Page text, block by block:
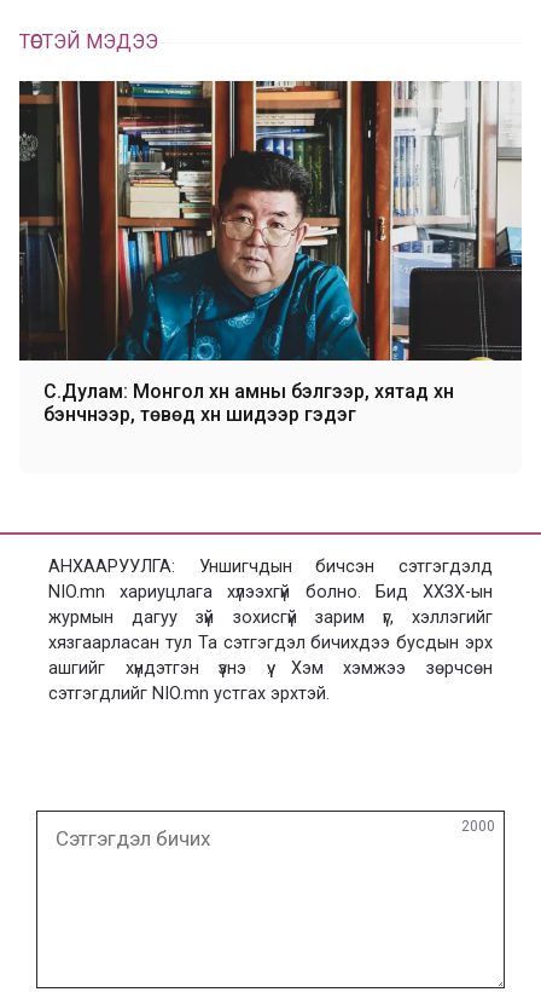
ТӨСТЭЙ МЭДЭЭ
С.Дулам: Монгол хүн амны бэлгээр, хятад хүн
бэнчнээр, төвөд хүн шидээр гэдэг
АНХААРУУЛГА: Уншигчдын бичсэн сэтгэгдэлд
NIO.mn хариуцлага хүлээхгүй болно. Бид ХХЗХ-ын
журмын дагуу зүй зохисгүй зарим үг, хэллэгийг
хязгаарласан тул Та сэтгэгдэл бичихдээ бусдын эрх
ашгийг хүндэтгэн үзнэ үү. Хэм хэмжээ зөрчсөн
сэтгэгдлийг NIO.mn устгах эрхтэй.
2000